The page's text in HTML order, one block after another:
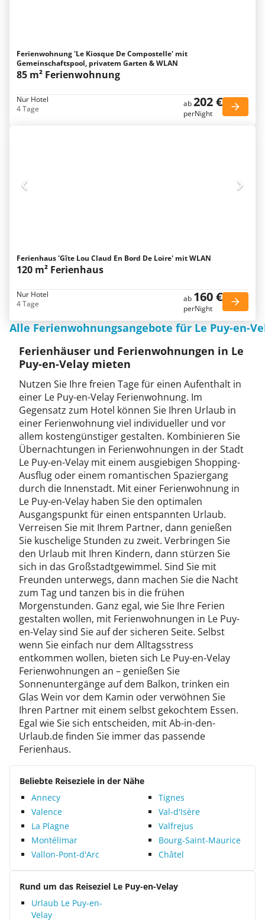
Ferienwohnung 'Le Kiosque De Compostelle' mit
Gemeinschaftspool, privatem Garten & WLAN
85 m² Ferienwohnung
Nur Hotel
4 Tage
ab202 €
perNight
Ferienhaus 'Gîte Lou Claud En Bord De Loire' mit WLAN
120 m² Ferienhaus
Nur Hotel
4 Tage
ab 160 €
perNight
Alle Ferienwohnungsangebote für Le Puy-en-
Ferienhäuser und Ferienwohnungen in Le
Puy-en-Velay mieten
Nutzen Sie Ihre freien Tage für einen Aufenthalt in
einer Le Puy-en-Velay Ferienwohnung. Im
Gegensatz zum Hotel können Sie Ihren Urlaub in
einer Ferienwohnung viel individueller und vor
allem kostengünstiger gestalten. Kombinieren Sie
Übernachtungen in Ferienwohnungen in der Stadt
Le Puy-en-Velay mit einem ausgiebigen Shopping-
Ausflug oder einem romantischen Spaziergang
durch die Innenstadt. Mit einer Ferienwohnung in
Le Puy-en-Velay haben Sie den optimalen
Ausgangspunkt für einen entspannten Urlaub.
Verreisen Sie mit Ihrem Partner, dann genießen
Sie kuschelige Stunden zu zweit. Verbringen Sie
den Urlaub mit Ihren Kindern, dann stürzen Sie
sich in das Großstadtgewimmel. Sind Sie mit
Freunden unterwegs, dann machen Sie die Nacht
zum Tag und tanzen bis in die frühen
Morgenstunden. Ganz egal, wie Sie Ihre Ferien
gestalten wollen, mit Ferienwohnungen in Le Puy-
en-Velay sind Sie auf der sicheren Seite. Selbst
wenn Sie einfach nur dem Alltagsstress
entkommen wollen, bieten sich Le Puy-en-Velay
Ferienwohnungen an – genießen Sie
Sonnenuntergänge auf dem Balkon, trinken ein
Glas Wein vor dem Kamin oder verwöhnen Sie
Ihren Partner mit einem selbst gekochtem Essen.
Egal wie Sie sich entscheiden, mit Ab-in-den-
Urlaub.de finden Sie immer das passende
Ferienhaus.
Beliebte Reiseziele in der Nähe
Annecy
Tignes
Valence
Val-d'Isère
La Plagne
Valfrejus
Montélimar
Bourg-Saint-Maurice
Vallon-Pont-d'Arc
Châtel
Rund um das Reiseziel Le Puy-en-Velay
Urlaub Le Puy-en-
Velay